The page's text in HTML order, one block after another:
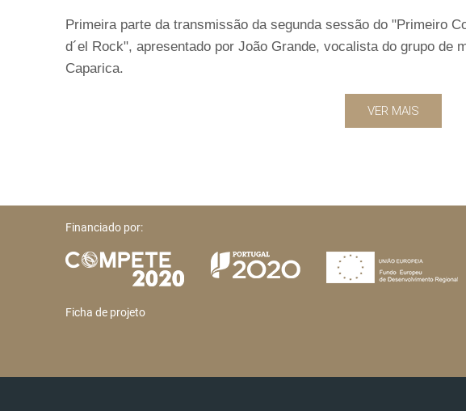
Primeira parte da transmissão da segunda sessão do "Primeiro
d´el Rock", apresentado por João Grande, vocalista do grupo de
Caparica.
VER MAIS
Financiado por:
Ficha de projeto